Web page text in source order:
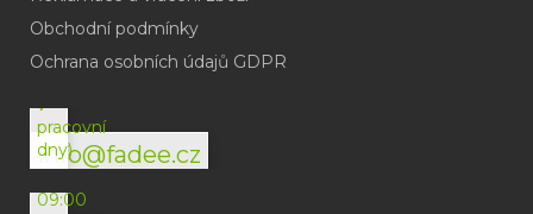
Obchodní podmínky
Ochrana osobních údajů GDPR
info@fadee.cz
(odpověď
do
v
pracovní
dny)
(Po-
09:00